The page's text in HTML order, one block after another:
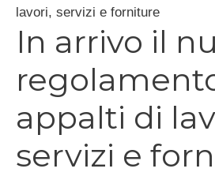
lavori, servizi e forniture
In arrivo il
appalti di
servizi e